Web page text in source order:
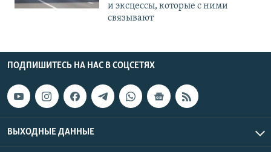
и эксцессы, которые с ними
связывают
ПОДПИШИТЕСЬ НА НАС В СОЦСЕТЯХ
ВЫХОДНЫЕ ДАННЫЕ